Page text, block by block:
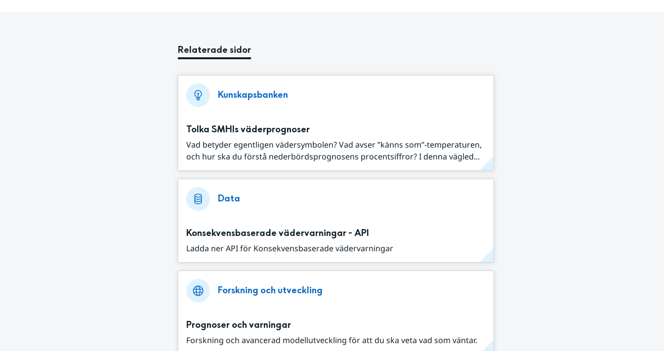
Relaterade sidor
Kunskapsbanken
Tolka SMHIs väderprognoser
Vad betyder egentligen vädersymbolen? Vad avser ”känns som”-temperaturen,
och hur ska du förstå nederbördsprognosens procentsiffror? I denna vägled...
Data
Konsekvensbaserade vädervarningar - API
Ladda ner API för Konsekvensbaserade vädervarningar
Forskning och utveckling
Prognoser och varningar
Forskning och avancerad modellutveckling för att du ska veta vad som väntar.